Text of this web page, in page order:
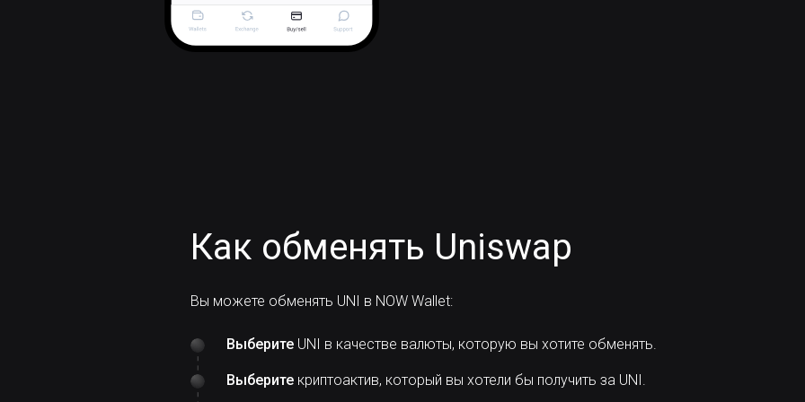
Как обменять Uniswap
Вы можете обменять UNI в NOW Wallet:
Выберите UNI в качестве валюты, которую вы хотите обменять.
Выберите криптоактив, который вы хотели бы получить за UNI.